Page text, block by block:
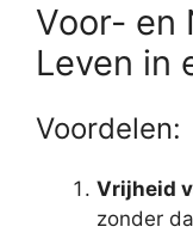
Voor- en
Leven in
Voordelen:
Vrijheid
zonder